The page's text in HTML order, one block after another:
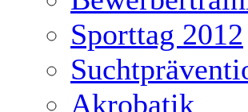
Sporttag 2012
Akrobatik